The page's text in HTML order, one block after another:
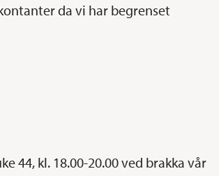
da vi har begrenset
44, kl. 18.00-20.00 ved brakka vår